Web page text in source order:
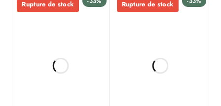
Rupture de stock Rupture de stock